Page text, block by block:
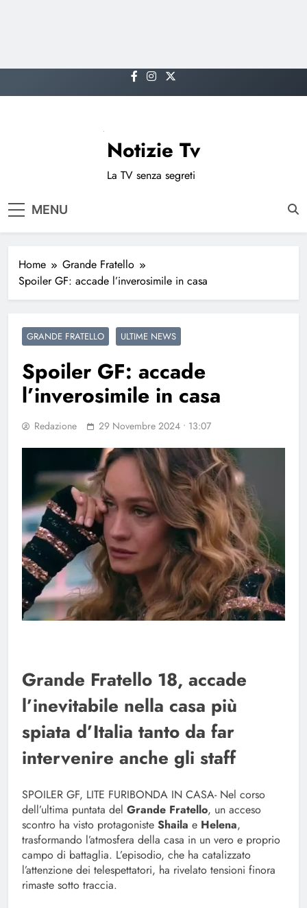
to
Notizie Tv
La TV senza segreti
MENU
Home
Grande Fratello
Spoiler GF: accade l’inverosimile in casa
GRANDE FRATELLO ULTIME NEWS
Spoiler GF: accade
l’inverosimile in casa
Redazione 29 Novembre 2024 • 13:07
Grande Fratello 18, accade
l’inevitabile nella casa più
spiata d’Italia tanto da far
intervenire anche gli staff
SPOILER GF, LITE FURIBONDA IN CASA- Nel corso
dell’ultima puntata del Grande Fratello, un acceso
scontro ha visto protagoniste Shaila e Helena,
trasformando l’atmosfera della casa in un vero e proprio
campo di battaglia. L’episodio, che ha catalizzato
l’attenzione dei telespettatori, ha rivelato tensioni finora
rimaste sotto traccia.